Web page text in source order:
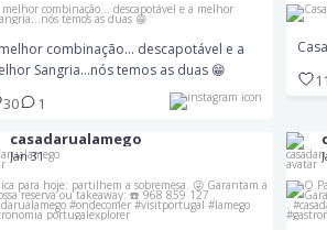
30 1
combinação... descapotável e a
Sangria...nós temos as duas 😁
30 1
casadarualamego
Jan 31
Dica para hoje: partilhem a sobremesa. 😜
Garantam a vossa reserva ou takeaway:
#ondecomer #visitportugal
#gastronomia portugalexplorer